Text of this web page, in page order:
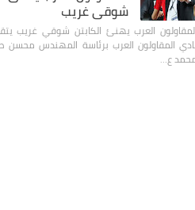
شوقي غريب
العرب يهنئ الكابتن شوقي غريب
المقاولون العرب برئاسة المهندس محسن
ع…